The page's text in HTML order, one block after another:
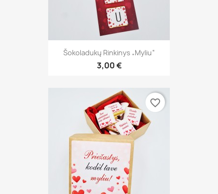
Šokoladukų Rinkinys „Myliu“
3,00 €
favorite_border